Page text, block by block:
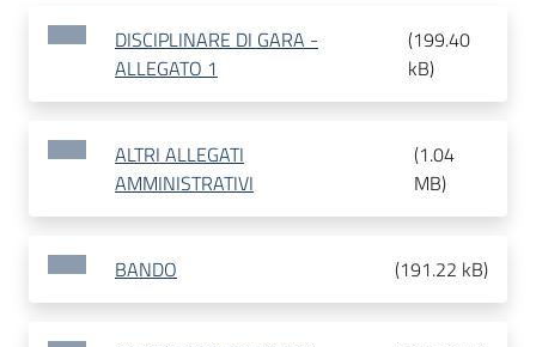
DISCIPLINARE DI GARA -
ALLEGATO 1
(199.40
kB)
ALTRI ALLEGATI
AMMINISTRATIVI
(1.04
MB)
BANDO (191.22 kB)